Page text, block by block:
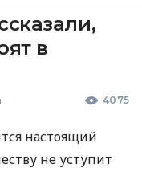
в
4075
настоящий
не уступит